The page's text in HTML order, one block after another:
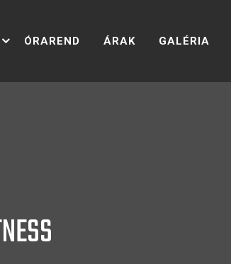
ÓRAREND ÁRAK GALÉRIA